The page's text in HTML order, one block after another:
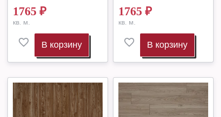
1765 ₽
кв. м.
В корзину
1765 ₽
кв. м.
В корзину